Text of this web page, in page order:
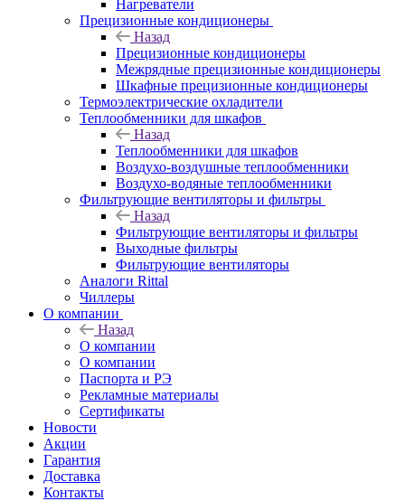
Нагреватели
Прецизионные кондиционеры
Назад
Прецизионные кондиционеры
Mежрядные прецизионные кондиционеры
Шкафные прецизионные кондиционеры
Термоэлектрические охладители
Теплообменники для шкафов
Назад
Теплообменники для шкафов
Воздухо-воздушные теплообменники
Воздухо-водяные теплообменники
Фильтрующие вентиляторы и фильтры
Назад
Фильтрующие вентиляторы и фильтры
Выходные фильтры
Фильтрующие вентиляторы
Аналоги Rittal
Чиллеры
О компании
Назад
О компании
О компании
Паспорта и РЭ
Рекламные материалы
Сертификаты
Новости
Акции
Гарантия
Доставка
Контакты